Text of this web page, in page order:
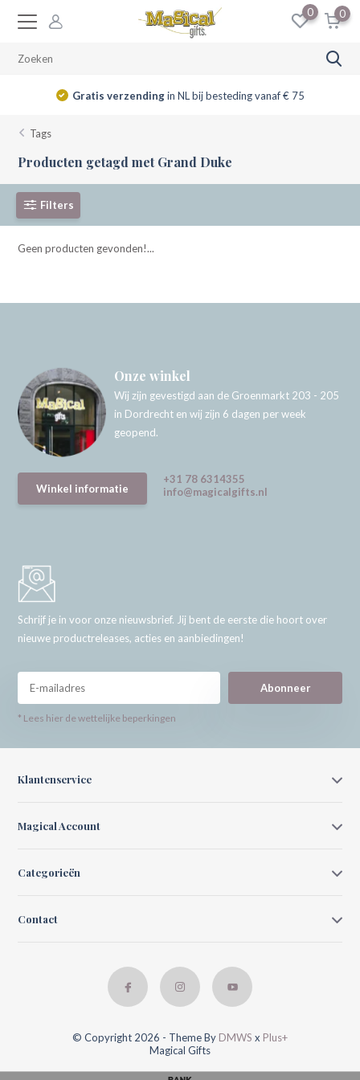
0 0
Gratis verzendingin NL bij besteding vanaf € 75
Tags
Producten getagd met Grand Duke
Filters
Geen producten gevonden!...
Onze winkel
Wij zijn gevestigd aan de Groenmarkt 203 - 205
in Dordrecht en wij zijn 6 dagen per week
geopend.
Winkel informatie
+31 78 6314355
info@magicalgifts.nl
Schrijf je in voor onze nieuwsbrief. Jij bent de eerste die hoort over
nieuwe productreleases, acties en aanbiedingen!
Abonneer
* Lees hier de wettelijke beperkingen
Klantenservice
Magical Account
Categorieën
Contact
© Copyright 2026 - Theme By DMWS x Plus+
Magical Gifts